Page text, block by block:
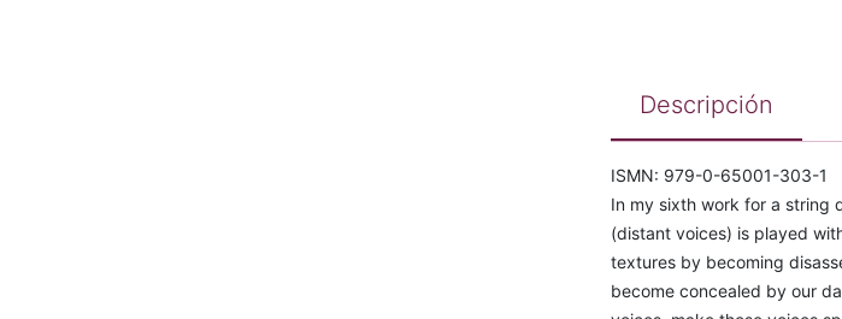
Descripción
ISMN: 979-0-65001-303-1
In my sixth work for a string
(distant voices) is played
textures by becoming
become concealed by our